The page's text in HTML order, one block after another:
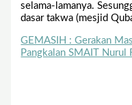
selama-lamanya.
dasar takwa (mesjid
GEMASIH : Gerakan
Pangkalan SMAIT Nurul